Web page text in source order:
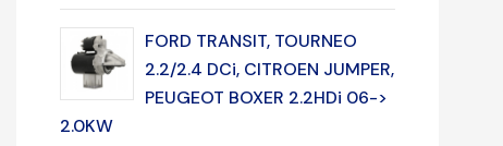
FORD TRANSIT, TOURNEO
2.2/2.4 DCi, CITROEN JUMPER,
PEUGEOT BOXER 2.2HDi 06->
2.0KW